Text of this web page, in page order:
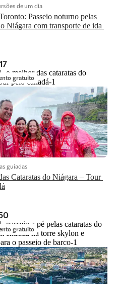
Passeio noturno pelas
Niágara com transporte de ida
de um dia
gratuito
o melhor das cataratas do
pelo canadá-1
Cataratas do Niágara – Tour
guiadas
gratuito
passeio a pé pelas cataratas do
entrada na torre skylon e
o passeio de barco-1